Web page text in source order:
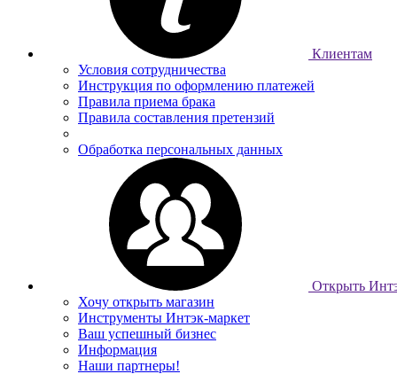
Клиентам
Условия сотрудничества
Инструкция по оформлению платежей
Правила приема брака
Правила составления претензий
Обработка персональных данных
Открыть
Хочу открыть магазин
Инструменты Интэк-маркет
Ваш успешный бизнес
Информация
Наши партнеры!